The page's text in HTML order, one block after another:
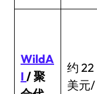
WildA
I / 聚
约 22
美元/